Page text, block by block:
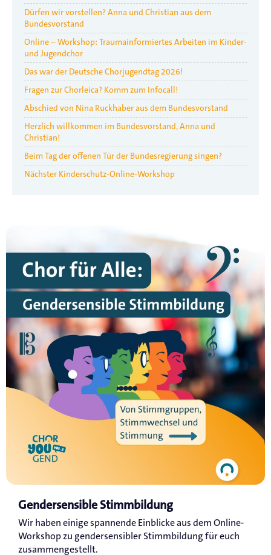
Dürfen wir vorstellen? Anna und Christian aus dem
Bundesvorstand
Online – Workshop: Traumainformiertes Arbeiten im Kinder-
und Jugendchor
Das war der Deutsche Chorjugendtag 2026!
Fragen zur Chorleica? Komm zum Infocall!
Abschied von Nina Ruckhaber aus dem Bundesvorstand
Herzlich willkommen im Bundesvorstand, Anna und
Christian!
Beim Tag der offenen Tür der Bundesregierung singen?
Nächster Kinderschutz-Online-Workshop
Gendersensible Stimmbildung
Wir haben einige spannende Einblicke aus dem Online-
Workshop zu gendersensibler Stimmbildung für euch
zusammengestellt.